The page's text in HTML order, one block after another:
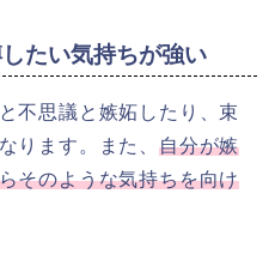
たい気持ちが強い
不思議と嫉妬したり、束
ります。また、 自分が嫉
そのような気持ちを向け